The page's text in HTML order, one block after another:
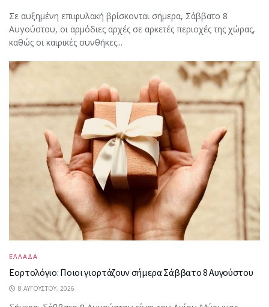
Σε αυξημένη επιφυλακή βρίσκονται σήμερα, Σάββατο 8
Αυγούστου, οι αρμόδιες αρχές σε αρκετές περιοχές της χώρας,
καθώς οι καιρικές συνθήκες...
ΕΛΛΑΔΑ
Εορτολόγιο: Ποιοι γιορτάζουν σήμερα Σάββατο 8 Αυγούστου
8 ΑΥΓΟΎΣΤΟΥ, 2026